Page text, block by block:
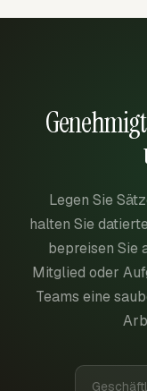
Legen Sie
halten Sie
bepreisen Sie
Mitglied oder
Teams eine